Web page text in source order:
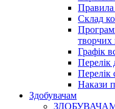
Склад
творчих
Графік
Перелік
Перелік
Накази
Здобувачам
ЗДОБУВАЧАМ